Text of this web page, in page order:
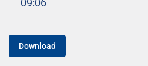
Download